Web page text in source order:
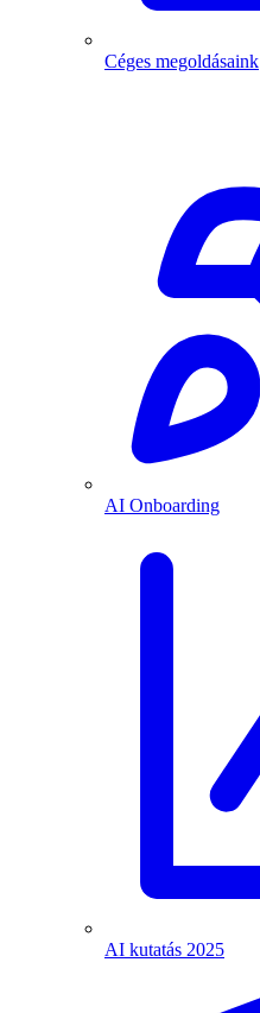
Céges megoldásaink
AI Onboarding
AI kutatás 2025